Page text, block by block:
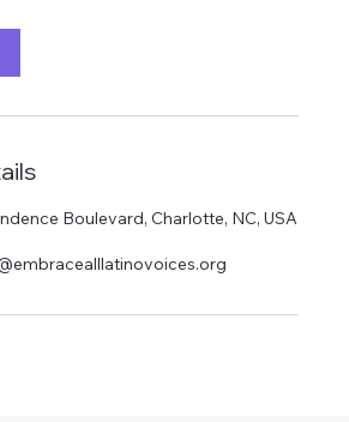
Boulevard, Charlotte, NC, USA